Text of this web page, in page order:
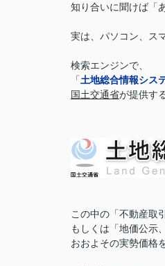
知り合いに聞けば「
実は、パソコン、ス
検索エンジンで、
「土地総合情報シス
国土交通省が提供す
この中の「不動産取
もしくは「地価公示
おおよその実勢価格